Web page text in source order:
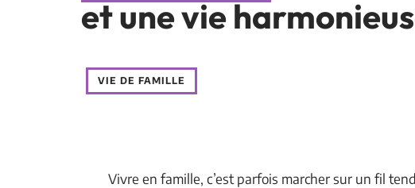
et une vie
VIE DE FAMILLE
Vivre en famille, c’est parfois marcher sur un fil